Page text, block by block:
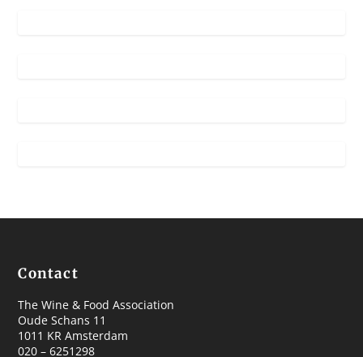
Contact
The Wine & Food Association
Oude Schans 11
1011 KR Amsterdam
020 – 6251298